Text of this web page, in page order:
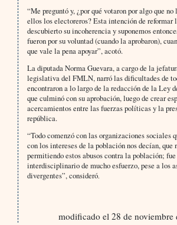
“Me preguntó y, ¿por qué votaron por algo que no
ellos los electoreros? Esta intención de reformar
descubierto su incoherencia y suponemos
fueron por su voluntad (cuando la aprobaron),
que vale la pena apoyar”, acotó.
La diputada Norma Guevara, a cargo de la
legislativa del FMLN, narró las dificultades de
encontraron a lo largo de la redacción de la Ley
que culminó con su aprobación, luego de crear
acercamientos entre las fuerzas políticas y la
república.
“Todo comenzó con las organizaciones sociales
con los intereses de la población nos decían, que
permitiendo estos abusos contra la población;
interdisciplinario de mucho esfuerzo, pese a los
divergentes”, consideró.
modificado el 28 de noviembre